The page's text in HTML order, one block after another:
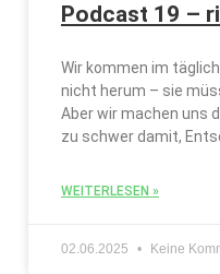
Podcast 19 –
Wir kommen im
nicht herum – sie
Aber wir machen uns
zu schwer damit,
WEITERLESEN »
02.06.2025 Keine